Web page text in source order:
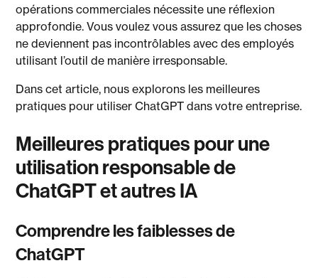
opérations commerciales nécessite une réflexion
approfondie. Vous voulez vous assurez que les choses
ne deviennent pas incontrôlables avec des employés
utilisant l’outil de manière irresponsable.
Dans cet article, nous explorons les meilleures
pratiques pour utiliser ChatGPT dans votre entreprise.
Meilleures pratiques pour une
utilisation responsable de
ChatGPT et autres IA
Comprendre les faiblesses de
ChatGPT